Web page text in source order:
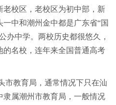
校区，老校区为初中部，新
中和潮州金中都是广东省“国
办中学。两校历史都很悠久，
名校，连年来全国普通高考
市教育局，通常情况下只在汕
属潮州市教育局，一般情况